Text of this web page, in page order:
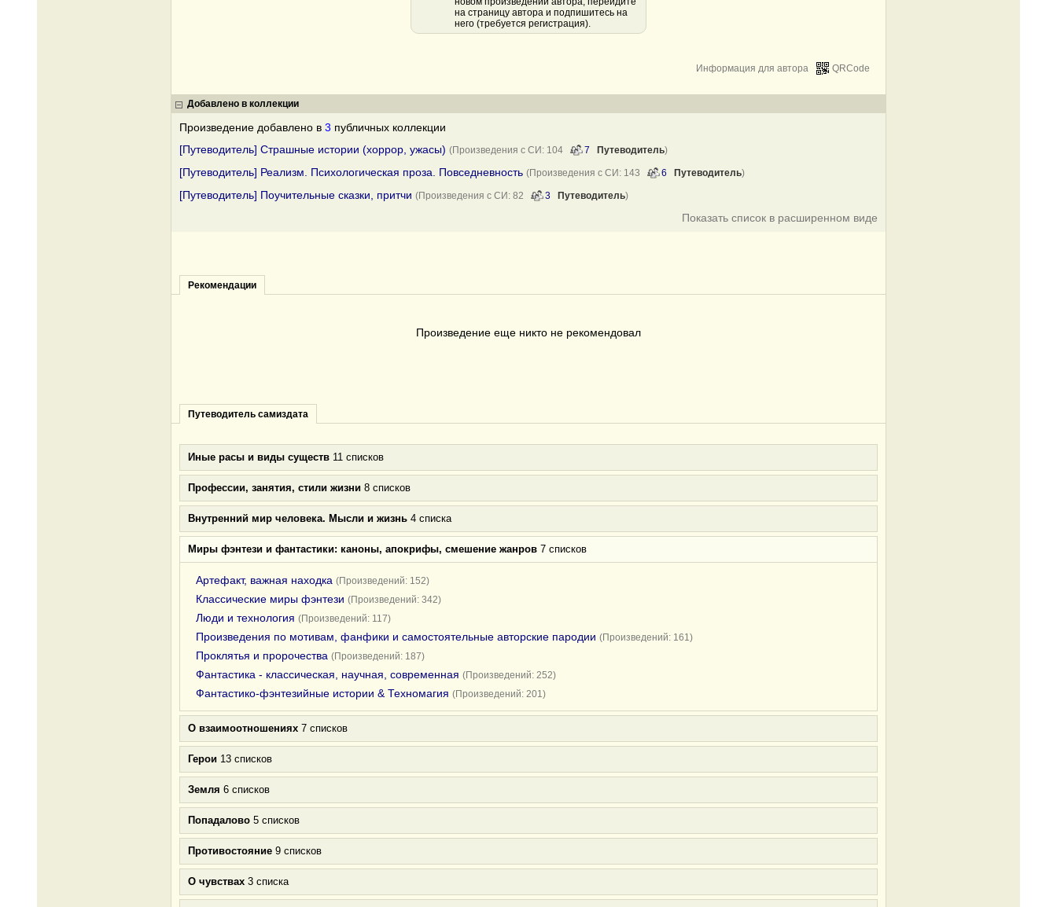
на страницу автора и подпишитесь на
него (требуется регистрация).
QRCode
Информация для автора
Добавлено в коллекции
Произведение добавлено в 3 публичных коллекции
[Путеводитель] Страшные истории (хоррор, ужасы) (Произведения с СИ: 104 7 Путеводитель)
[Путеводитель] Реализм. Психологическая проза. Повседневность (Произведения с СИ: 143 6 Путеводитель)
[Путеводитель] Поучительные сказки, притчи (Произведения с СИ: 82 3 Путеводитель)
Показать список в расширенном виде
Рекомендации
Произведение еще никто не рекомендовал
Путеводитель самиздата
Иные расы и виды существ 11 списков
Профессии, занятия, стили жизни 8 списков
Внутренний мир человека. Мысли и жизнь 4 списка
Миры фэнтези и фантастики: каноны, апокрифы, смешение жанров 7 списков
Артефакт, важная находка (Произведений: 152)
Классические миры фэнтези (Произведений: 342)
Люди и технология (Произведений: 117)
Произведения по мотивам, фанфики и самостоятельные авторские пародии (Произведений: 161)
Проклятья и пророчества (Произведений: 187)
Фантастика - классическая, научная, современная (Произведений: 252)
Фантастико-фэнтезийные истории & Техномагия (Произведений: 201)
О взаимоотношениях 7 списков
Герои 13 списков
Земля 6 списков
Попадалово 5 списков
Противостояние 9 списков
О чувствах 3 списка